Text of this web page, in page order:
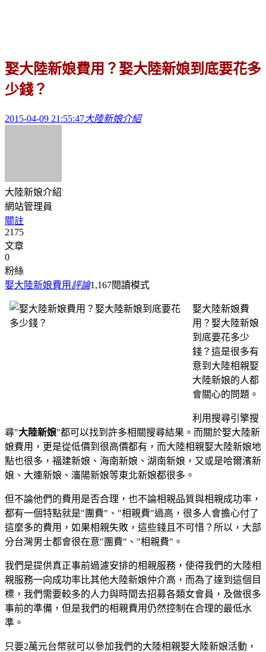
娶大陸新娘費用？娶大陸新娘到底要花多
少錢？
2015-04-09 21:55:47大陸新娘介紹
大陸新娘介紹
網站管理員
關註
2175
文章
0
粉絲
娶大陸新娘費用 評論1,167閱讀模式
娶大陸新娘費
用？娶大陸新娘
到底要花多少
錢？這是很多有
意到大陸相親娶
大陸新娘的人都
會關心的問題。
利用搜尋引擎搜
尋"大陸新娘"都可以找到許多相關搜尋結果。而關於娶大陸新
娘費用，更是從低價到很高價都有，而大陸相親娶大陸新娘地
點也很多，福建新娘、海南新娘、湖南新娘，又或是哈爾濱新
娘、大連新娘、瀋陽新娘等東北新娘都很多。
但不論他們的費用是否合理，也不論相親品質與相親成功率，
都有一個特點就是"團費"、"相親費"過高，很多人會擔心付了
這麼多的費用，如果相親失敗，這些錢且不可惜？所以，大部
分台灣男士都會很在意"團費"、"相親費"。
我們是提供真正事前過濾安排的相親服務，使得我們的大陸相
親服務一向成功率比其他大陸新娘仲介高，而為了達到這個目
標，我們需要較多的人力與時間去招募各類女會員，及做很多
事前的準備，但是我們的相親費用仍然控制在合理的最低水
準。
只要2萬元台幣就可以參加我們的大陸相親娶大陸新娘活動，